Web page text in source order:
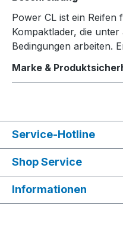
Power CL ist ein Reifen
Kompaktlader, die
Bedingungen arbeiten.
Marke &
Service-Hotline
Shop Service
Informationen